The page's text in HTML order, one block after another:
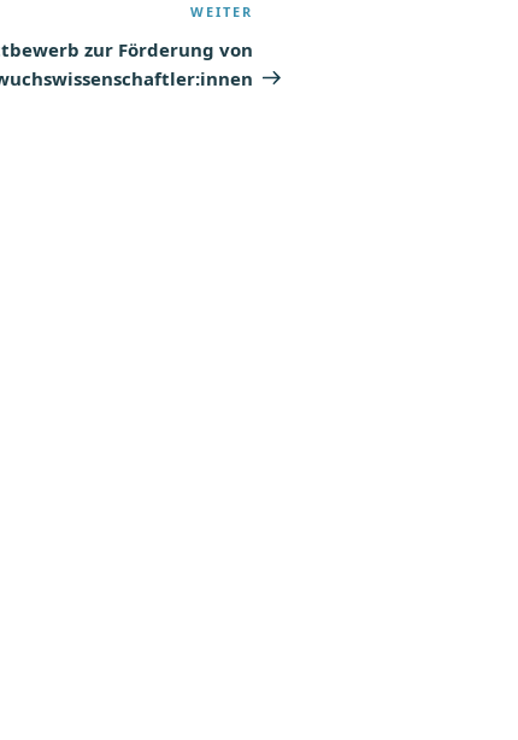
WEITER
zur Förderung von